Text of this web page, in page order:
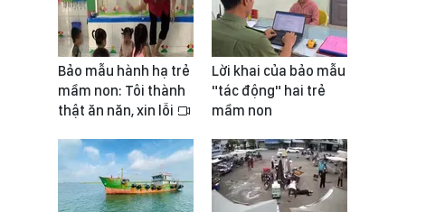
Bảo mẫu hành hạ trẻ
mầm non: Tôi thành
thật ăn năn, xin lỗi
Lời khai của bảo mẫu
"tác động" hai trẻ
mầm non